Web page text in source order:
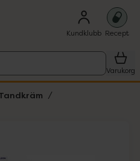
Kundklubb Recept
Varukorg